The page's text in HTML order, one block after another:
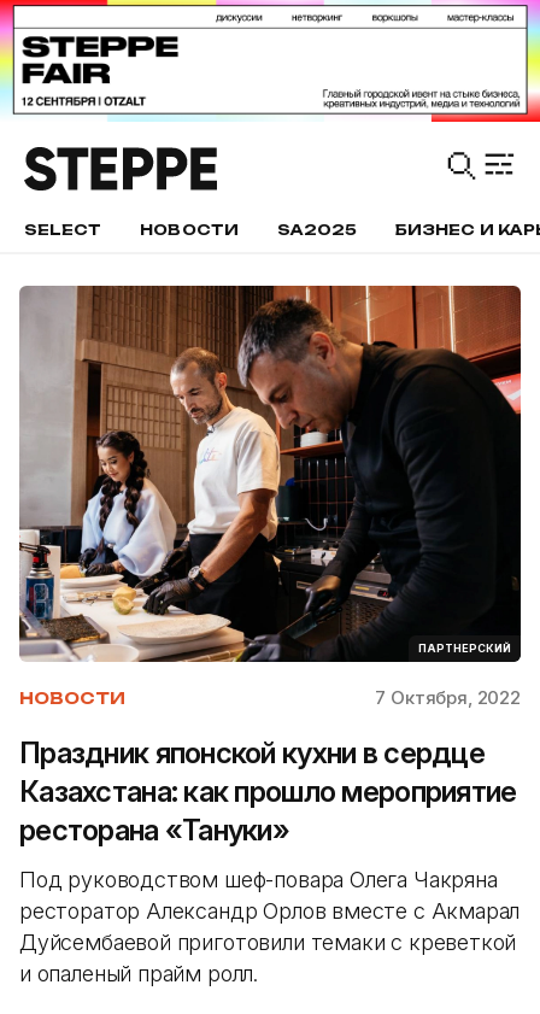
SELECT НОВОСТИ SA2025 БИЗНЕС И
ПАРТНЕРСКИЙ
НОВОСТИ 7 Октября, 2022
Праздник японской кухни в сердце
Казахстана: как прошло мероприятие
ресторана «Тануки»
Под руководством шеф-повара Олега Чакряна
ресторатор Александр Орлов вместе с Акмарал
Дуйсембаевой приготовили темаки с креветкой
и опаленый прайм ролл.